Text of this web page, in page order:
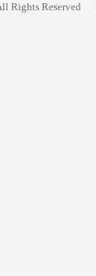
Rights Reserved